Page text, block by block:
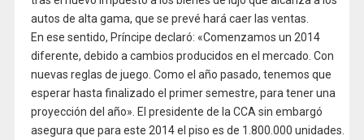
autos de alta gama, que se prevé hará caer las ventas.
En ese sentido, Príncipe declaró: «Comenzamos un 2014
diferente, debido a cambios producidos en el mercado. Con
nuevas reglas de juego. Como el año pasado, tenemos que
esperar hasta finalizado el primer semestre, para tener una
proyección del año». El presidente de la CCA sin embargó
asegura que para este 2014 el piso es de 1.800.000 unidades.